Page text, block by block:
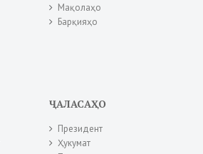
Мақолаҳо
Барқияҳо
ҶАЛАСАҲО
Президент
Ҳукумат